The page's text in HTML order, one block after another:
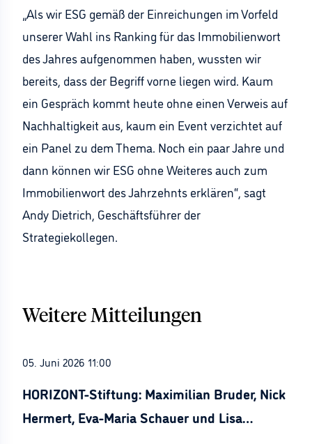
„Als wir ESG gemäß der Einreichungen im Vorfeld
unserer Wahl ins Ranking für das Immobilienwort
des Jahres aufgenommen haben, wussten wir
bereits, dass der Begriff vorne liegen wird. Kaum
ein Gespräch kommt heute ohne einen Verweis auf
Nachhaltigkeit aus, kaum ein Event verzichtet auf
ein Panel zu dem Thema. Noch ein paar Jahre und
dann können wir ESG ohne Weiteres auch zum
Immobilienwort des Jahrzehnts erklären“, sagt
Andy Dietrich, Geschäftsführer der
Strategiekollegen.
Weitere Mitteilungen
05. Juni 2026 11:00
HORIZONT-Stiftung: Maximilian Bruder, Nick
Hermert, Eva-Maria Schauer und Lisa